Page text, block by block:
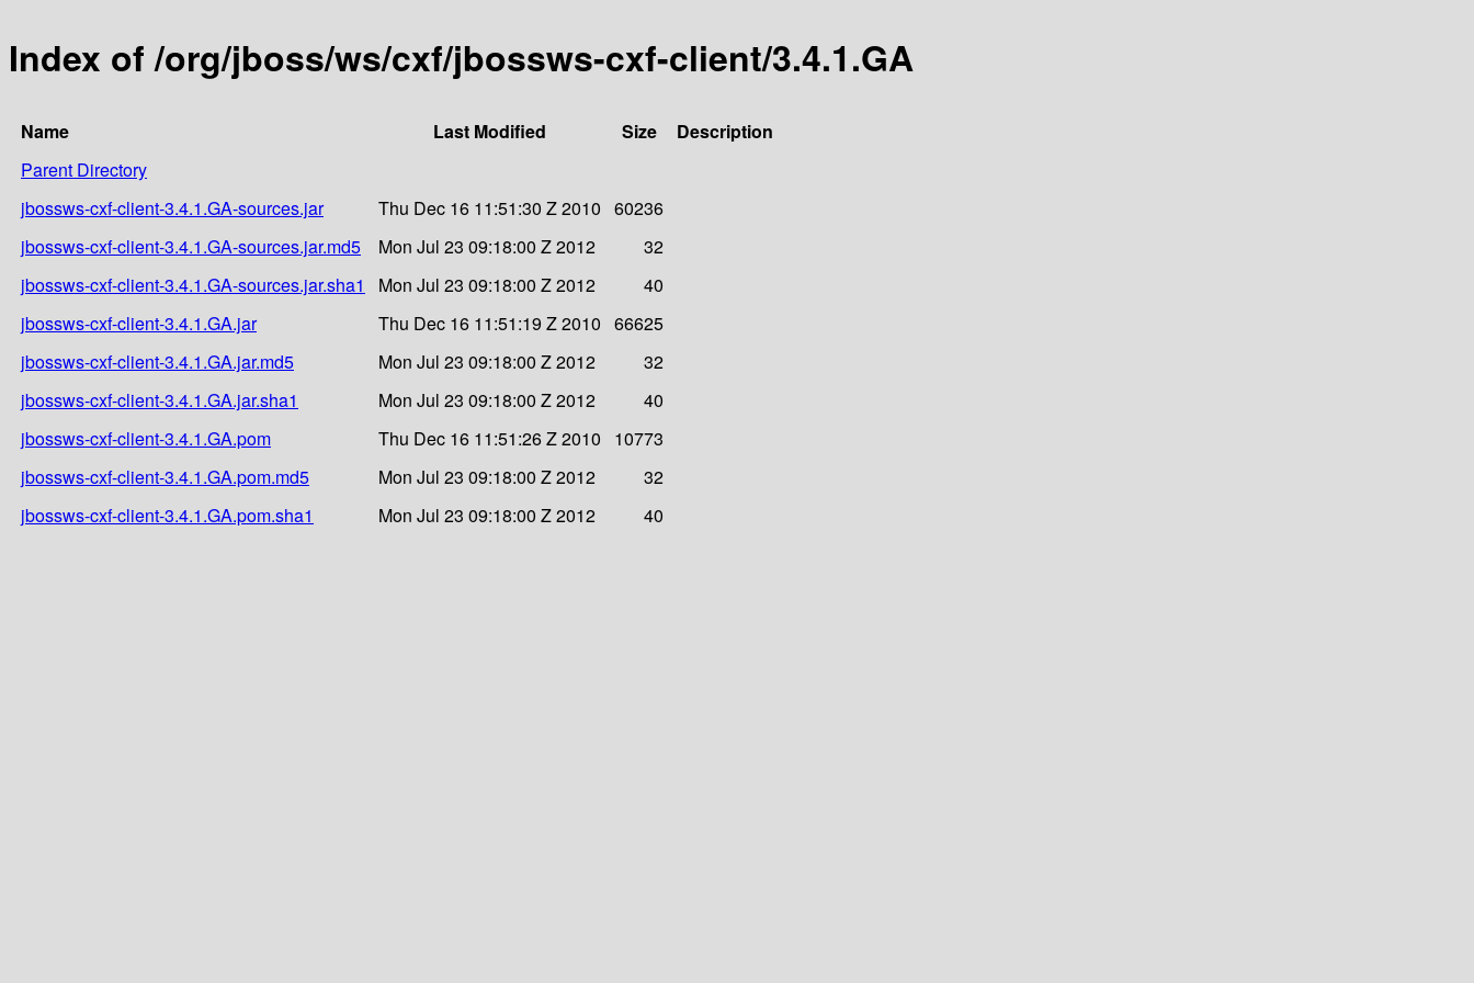
Index of /org/jboss/ws/cxf/jbossws-cxf-client/3.4.1.GA
Name Last Modified Size
Description
Parent Directory
jbossws-cxf-client-3.4.1.GA-sources.jar
Thu Dec 16 11:51:30 Z 2010 60236
jbossws-cxf-client-3.4.1.GA-sources.jar.md5
Mon Jul 23 09:18:00 Z 2012
32
jbossws-cxf-client-3.4.1.GA-sources.jar.sha1
Mon Jul 23 09:18:00 Z 2012
40
jbossws-cxf-client-3.4.1.GA.jar
Thu Dec 16 11:51:19 Z 2010 66625
jbossws-cxf-client-3.4.1.GA.jar.md5
Mon Jul 23 09:18:00 Z 2012
32
jbossws-cxf-client-3.4.1.GA.jar.sha1
Mon Jul 23 09:18:00 Z 2012
40
jbossws-cxf-client-3.4.1.GA.pom
Thu Dec 16 11:51:26 Z 2010
10773
jbossws-cxf-client-3.4.1.GA.pom.md5
Mon Jul 23 09:18:00 Z 2012
32
jbossws-cxf-client-3.4.1.GA.pom.sha1
Mon Jul 23 09:18:00 Z 2012 40